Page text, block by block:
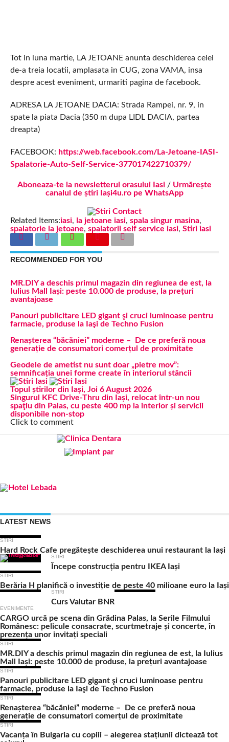
Tot in luna martie, LA JETOANE anunta deschiderea celei
de-a treia locatii, amplasata in CUG, zona VAMA, insa
despre acest eveniment, urmariti pagina de facebook.
ADRESA LA JETOANE DACIA: Strada Rampei, nr. 9, in
spate la piata Dacia (350 m dupa LIDL DACIA, partea
dreapta)
FACEBOOK: https://web.facebook.com/La-Jetoane-IASI-
Spalatorie-Auto-Self-Service-377017422710379/
Aboneaza-te la newsletterul orasului Iasi/ Urmărește
canalul de știri Iași4u.ro pe WhatsApp
Related Items:iasi, la jetoane iasi, spala singur masina,
spalatorie la jetoane, spalatorii self service iasi, Stiri iasi
RECOMMENDED FOR YOU
MR.DIY a deschis primul magazin din regiunea de est, la
Iulius Mall Iași: peste 10.000 de produse, la prețuri
avantajoase
Panouri publicitare LED gigant şi cruci luminoase pentru
farmacie, produse la Iaşi de Techno Fusion
Renașterea “băcăniei” moderne – De ce preferă noua
generație de consumatori comerțul de proximitate
Geodele de ametist nu sunt doar „pietre mov”:
semnificația unei forme create în interiorul stâncii
Topul știrilor din Iași, Joi 6 August 2026
Singurul KFC Drive-Thru din Iași, relocat într-un nou
spaţiu din Palas, cu peste 400 mp la interior și servicii
disponibile non-stop
Click to comment
LATEST NEWS
STIRI
Hard Rock Cafe pregătește deschiderea unui restaurant la Iași
STIRI
Începe construcția pentru IKEA Iași
STIRI
Berăria H planifică o investiție de peste 40 milioane euro la Iași
STIRI
Curs Valutar BNR
EVENIMENTE
CARGO urcă pe scena din Grădina Palas, la Serile Filmului
Românesc: pelicule consacrate, scurtmetraje și concerte, în
prezența unor invitați speciali
STIRI
MR.DIY a deschis primul magazin din regiunea de est, la Iulius
Mall Iași: peste 10.000 de produse, la prețuri avantajoase
STIRI
Panouri publicitare LED gigant şi cruci luminoase pentru
farmacie, produse la Iaşi de Techno Fusion
STIRI
Renașterea “băcăniei” moderne – De ce preferă noua
generație de consumatori comerțul de proximitate
STIRI
Vacanța în Bulgaria cu copiii – alegerea stațiunii dictează tot